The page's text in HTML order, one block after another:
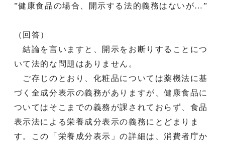
”健康食品の場合、開示する法的義務はないが…”
（回答）
結論を言いますと、開示をお断りすることにつ
いて法的な問題はありません。
ご存じのとおり、化粧品については薬機法に基
づく全成分表示の義務がありますが、健康食品に
ついてはそこまでの義務が課されておらず、食品
表示法による栄養成分表示の義務にとどまりま
す。この「栄養成分表示」の詳細は、消費者庁か